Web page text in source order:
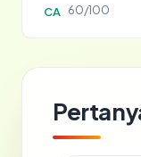
CA 60/100